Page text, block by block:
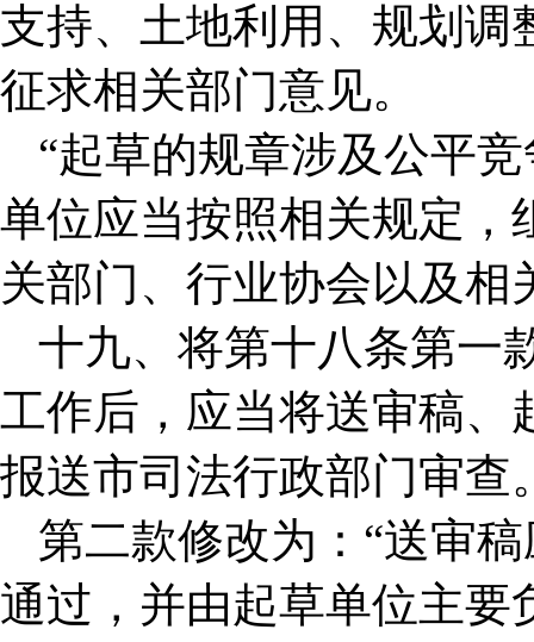
支持、土地利用、规划调
征求相关部门意见。
“起草的规章涉及公平
单位应当按照相关规定，
关部门、行业协会以及相
十九、将第十八条第一
工作后，应当将送审稿、
报送市司法行政部门审查
第二款修改为：“送审
通过，并由起草单位主要